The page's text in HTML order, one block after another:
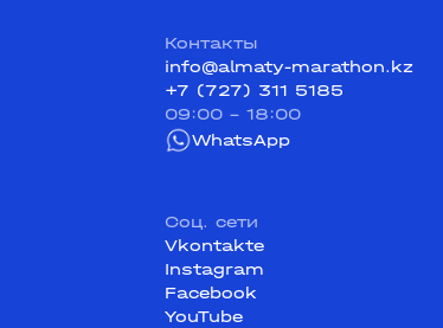
Контакты
info@almaty-marathon.kz
+7 (727) 311 5185
09:00 - 18:00
WhatsApp
Соц. сети
Vkontakte
Instagram
Facebook
YouTube